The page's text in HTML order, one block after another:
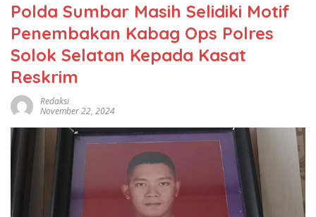
Polda Sumbar Masih Selidiki Motif
Penembakan Kabag Ops Polres
Solok Selatan Kepada Kasat
Reskrim
Redaksi
November 22, 2024